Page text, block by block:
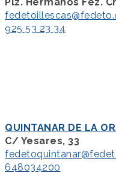
925 53 23 34
QUINTANAR DE LA
C/ Yesares, 33
648034200